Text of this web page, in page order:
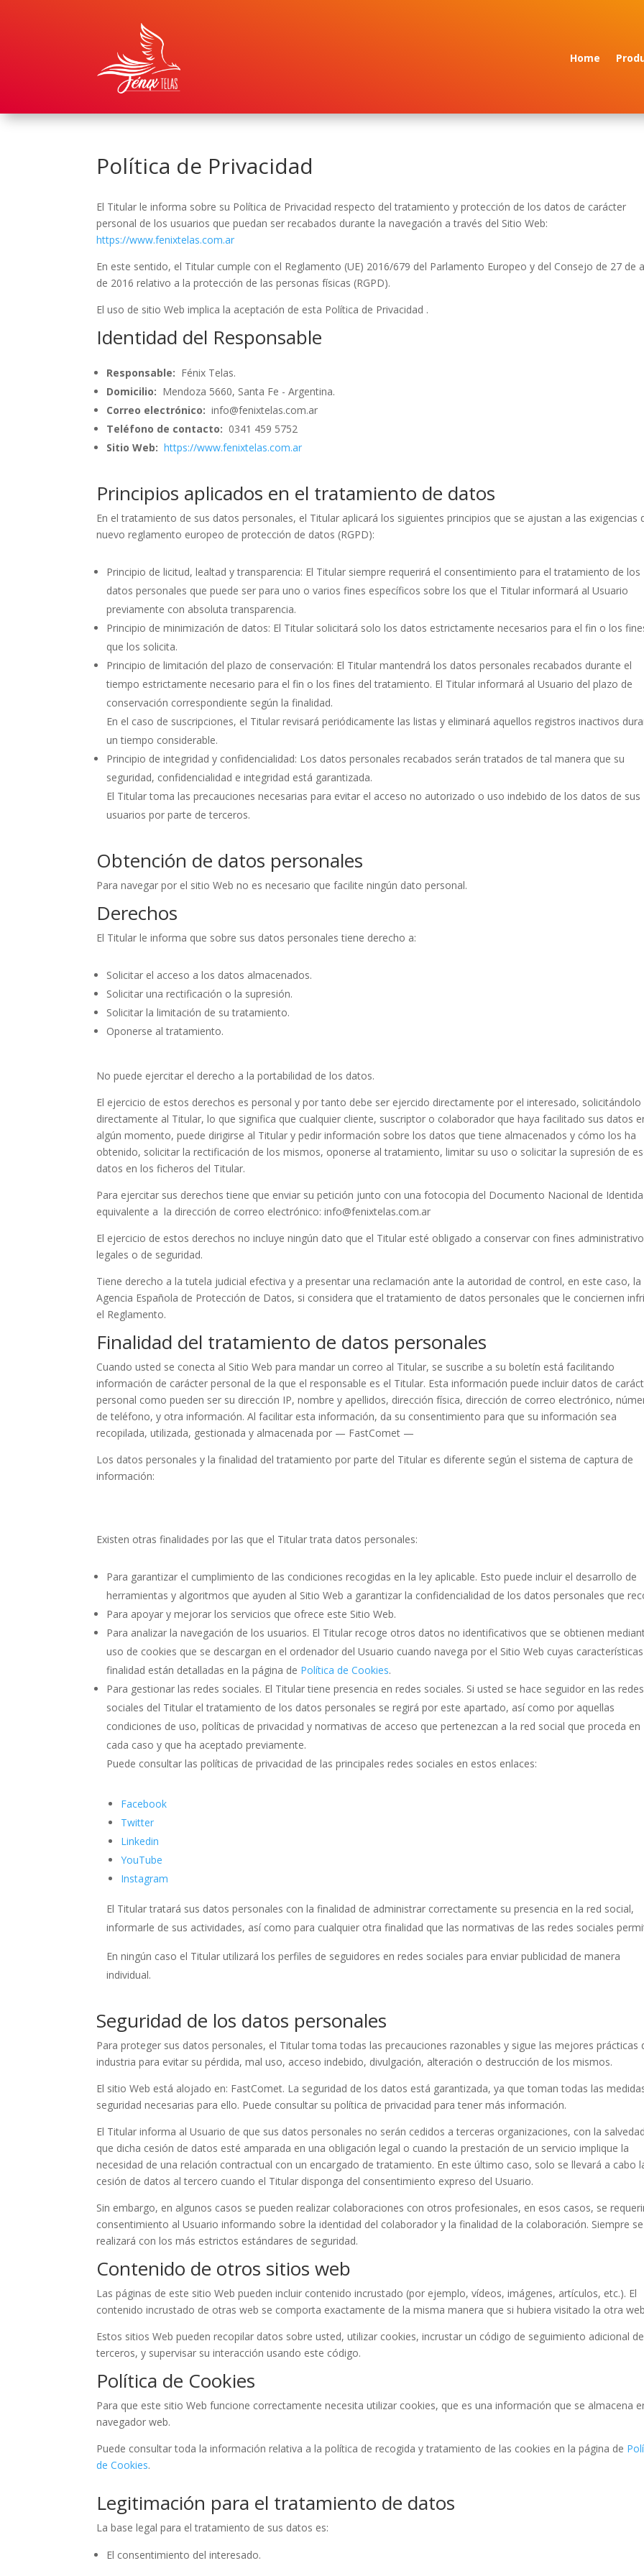
Home
Política de Privacidad
El Titular le informa sobre su Política de Privacidad respecto del tratamiento y protección de los datos de carácter
personal de los usuarios que puedan ser recabados durante la navegación a través del Sitio Web:
https://www.fenixtelas.com.ar
En este sentido, el Titular cumple con el Reglamento (UE) 2016/679 del Parlamento Europeo y del Consejo de 27 de
de 2016 relativo a la protección de las personas físicas (RGPD).
El uso de sitio Web implica la aceptación de esta Política de Privacidad .
Identidad del Responsable
Responsable: Fénix Telas.
Domicilio: Mendoza 5660, Santa Fe - Argentina.
Correo electrónico: info@fenixtelas.com.ar
Teléfono de contacto: 0341 459 5752
Sitio Web: https://www.fenixtelas.com.ar
Principios aplicados en el tratamiento de datos
En el tratamiento de sus datos personales, el Titular aplicará los siguientes principios que se ajustan a las exigencias
nuevo reglamento europeo de protección de datos (RGPD):
Principio de licitud, lealtad y transparencia: El Titular siempre requerirá el consentimiento para el tratamiento de los
datos personales que puede ser para uno o varios fines específicos sobre los que el Titular informará al Usuario
previamente con absoluta transparencia.
Principio de minimización de datos: El Titular solicitará solo los datos estrictamente necesarios para el fin o los
que los solicita.
Principio de limitación del plazo de conservación: El Titular mantendrá los datos personales recabados durante el
tiempo estrictamente necesario para el fin o los fines del tratamiento. El Titular informará al Usuario del plazo de
conservación correspondiente según la finalidad.
En el caso de suscripciones, el Titular revisará periódicamente las listas y eliminará aquellos registros inactivos
un tiempo considerable.
Principio de integridad y confidencialidad: Los datos personales recabados serán tratados de tal manera que su
seguridad, confidencialidad e integridad está garantizada.
El Titular toma las precauciones necesarias para evitar el acceso no autorizado o uso indebido de los datos de sus
usuarios por parte de terceros.
Obtención de datos personales
Para navegar por el sitio Web no es necesario que facilite ningún dato personal.
Derechos
El Titular le informa que sobre sus datos personales tiene derecho a:
Solicitar el acceso a los datos almacenados.
Solicitar una rectificación o la supresión.
Solicitar la limitación de su tratamiento.
Oponerse al tratamiento.
No puede ejercitar el derecho a la portabilidad de los datos.
El ejercicio de estos derechos es personal y por tanto debe ser ejercido directamente por el interesado, solicitándolo
directamente al Titular, lo que significa que cualquier cliente, suscriptor o colaborador que haya facilitado sus datos
algún momento, puede dirigirse al Titular y pedir información sobre los datos que tiene almacenados y cómo los ha
obtenido, solicitar la rectificación de los mismos, oponerse al tratamiento, limitar su uso o solicitar la supresión de
datos en los ficheros del Titular.
Para ejercitar sus derechos tiene que enviar su petición junto con una fotocopia del Documento Nacional de
equivalente a la dirección de correo electrónico: info@fenixtelas.com.ar
El ejercicio de estos derechos no incluye ningún dato que el Titular esté obligado a conservar con fines
legales o de seguridad.
Tiene derecho a la tutela judicial efectiva y a presentar una reclamación ante la autoridad de control, en este caso, la
Agencia Española de Protección de Datos, si considera que el tratamiento de datos personales que le conciernen
el Reglamento.
Finalidad del tratamiento de datos personales
Cuando usted se conecta al Sitio Web para mandar un correo al Titular, se suscribe a su boletín está facilitando
información de carácter personal de la que el responsable es el Titular. Esta información puede incluir datos de
personal como pueden ser su dirección IP, nombre y apellidos, dirección física, dirección de correo electrónico,
de teléfono, y otra información. Al facilitar esta información, da su consentimiento para que su información sea
recopilada, utilizada, gestionada y almacenada por — FastComet —
Los datos personales y la finalidad del tratamiento por parte del Titular es diferente según el sistema de captura de
información:
Existen otras finalidades por las que el Titular trata datos personales:
Para garantizar el cumplimiento de las condiciones recogidas en la ley aplicable. Esto puede incluir el desarrollo de
herramientas y algoritmos que ayuden al Sitio Web a garantizar la confidencialidad de los datos personales que
Para apoyar y mejorar los servicios que ofrece este Sitio Web.
Para analizar la navegación de los usuarios. El Titular recoge otros datos no identificativos que se obtienen
uso de cookies que se descargan en el ordenador del Usuario cuando navega por el Sitio Web cuyas
finalidad están detalladas en la página de Política de Cookies.
Para gestionar las redes sociales. El Titular tiene presencia en redes sociales. Si usted se hace seguidor en las redes
sociales del Titular el tratamiento de los datos personales se regirá por este apartado, así como por aquellas
condiciones de uso, políticas de privacidad y normativas de acceso que pertenezcan a la red social que proceda en
cada caso y que ha aceptado previamente.
Puede consultar las políticas de privacidad de las principales redes sociales en estos enlaces:
Facebook
Twitter
Linkedin
YouTube
Instagram
El Titular tratará sus datos personales con la finalidad de administrar correctamente su presencia en la red social,
informarle de sus actividades, así como para cualquier otra finalidad que las normativas de las redes sociales
En ningún caso el Titular utilizará los perfiles de seguidores en redes sociales para enviar publicidad de manera
individual.
Seguridad de los datos personales
Para proteger sus datos personales, el Titular toma todas las precauciones razonables y sigue las mejores prácticas
industria para evitar su pérdida, mal uso, acceso indebido, divulgación, alteración o destrucción de los mismos.
El sitio Web está alojado en: FastComet. La seguridad de los datos está garantizada, ya que toman todas las
seguridad necesarias para ello. Puede consultar su política de privacidad para tener más información.
El Titular informa al Usuario de que sus datos personales no serán cedidos a terceras organizaciones, con la
que dicha cesión de datos esté amparada en una obligación legal o cuando la prestación de un servicio implique la
necesidad de una relación contractual con un encargado de tratamiento. En este último caso, solo se llevará a cabo
cesión de datos al tercero cuando el Titular disponga del consentimiento expreso del Usuario.
Sin embargo, en algunos casos se pueden realizar colaboraciones con otros profesionales, en esos casos, se
consentimiento al Usuario informando sobre la identidad del colaborador y la finalidad de la colaboración. Siempre se
realizará con los más estrictos estándares de seguridad.
Contenido de otros sitios web
Las páginas de este sitio Web pueden incluir contenido incrustado (por ejemplo, vídeos, imágenes, artículos, etc.). El
contenido incrustado de otras web se comporta exactamente de la misma manera que si hubiera visitado la otra
Estos sitios Web pueden recopilar datos sobre usted, utilizar cookies, incrustar un código de seguimiento adicional de
terceros, y supervisar su interacción usando este código.
Política de Cookies
Para que este sitio Web funcione correctamente necesita utilizar cookies, que es una información que se almacena
navegador web.
Puede consultar toda la información relativa a la política de recogida y tratamiento de las cookies en la página de
de Cookies.
Legitimación para el tratamiento de datos
La base legal para el tratamiento de sus datos es:
El consentimiento del interesado.